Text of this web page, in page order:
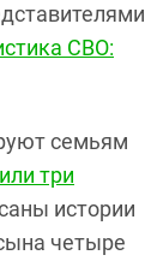
СВО:
семьям
три
истории
четыре